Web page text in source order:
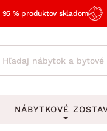
95 % produktov skladom
NÁBYTKOVÉ